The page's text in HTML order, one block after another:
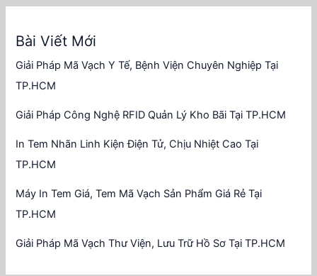
Bài Viết Mới
Giải Pháp Mã Vạch Y Tế, Bệnh Viện Chuyên Nghiệp Tại
TP.HCM
Giải Pháp Công Nghệ RFID Quản Lý Kho Bãi Tại TP.HCM
In Tem Nhãn Linh Kiện Điện Tử, Chịu Nhiệt Cao Tại
TP.HCM
Máy In Tem Giá, Tem Mã Vạch Sản Phẩm Giá Rẻ Tại
TP.HCM
Giải Pháp Mã Vạch Thư Viện, Lưu Trữ Hồ Sơ Tại TP.HCM